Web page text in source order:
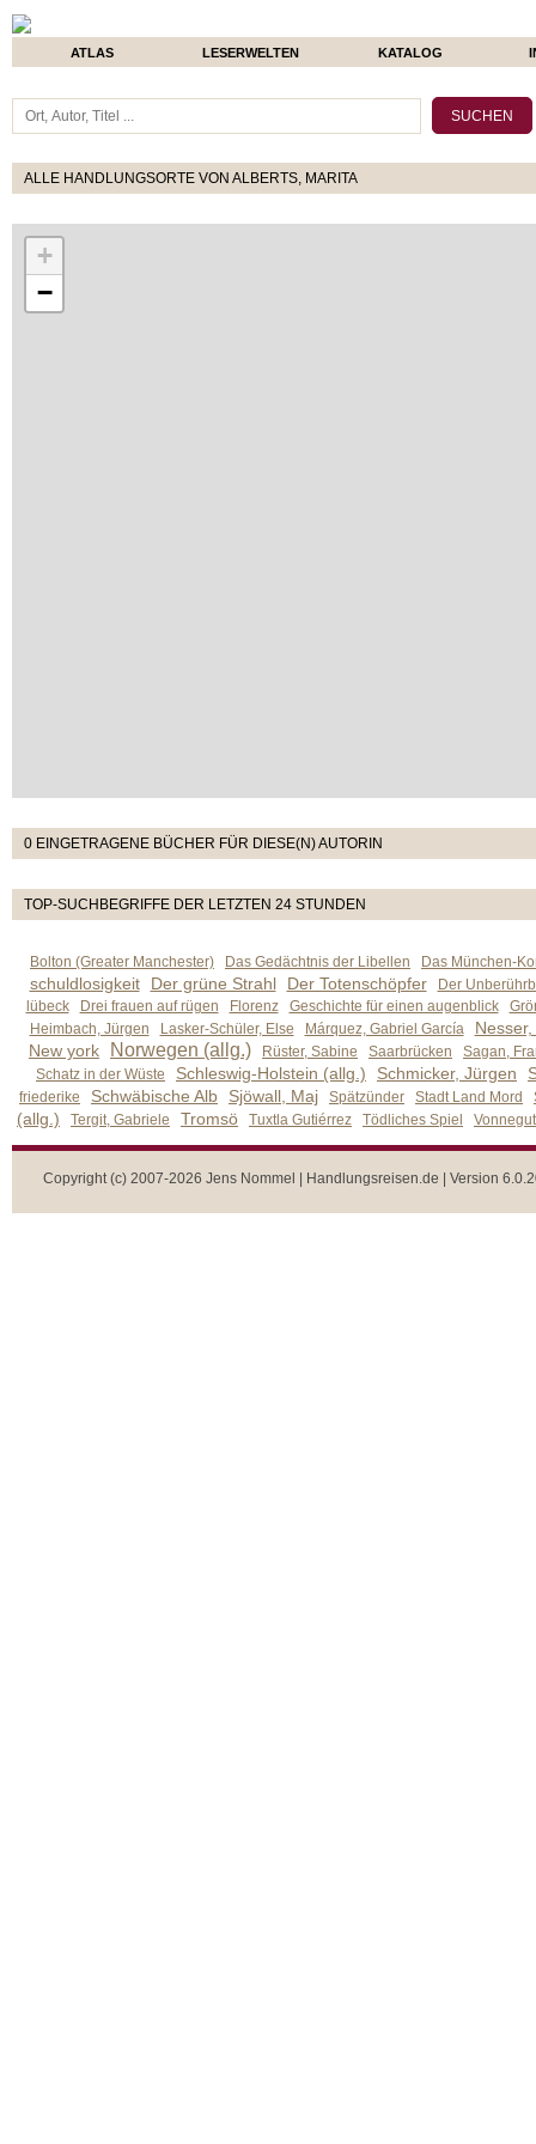
ATLAS LESERWELTEN KATALOG
ALLE HANDLUNGSORTE VON ALBERTS, MARITA
+
−
0 EINGETRAGENE BÜCHER FÜR DIESE(N) AUTORIN
TOP-SUCHBEGRIFFE DER LETZTEN 24 STUNDEN
Bolton (Greater Manchester) Das Gedächtnis der Libellen Das München-
schuldlosigkeit Der grüne Strahl Der Totenschöpfer
Der
lübeck
Drei frauen auf rügen Florenz Geschichte für einen augenblick
Heimbach, Jürgen
Lasker-Schüler, Else Márquez, Gabriel García
New york
Norwegen (allg.) Rüster, Sabine Saarbrücken
Sagan,
Schatz in der Wüste
Schleswig-Holstein (allg.) Schmicker, Jürgen
friederike Schwäbische Alb Sjöwall, Maj Spätzünder Stadt Land Mord
(allg.) Tergit, Gabriele Tromsö Tuxtla Gutiérrez Tödliches Spiel
Copyright (c) 2007-2026 Jens Nommel | Handlungsreisen.de | Version